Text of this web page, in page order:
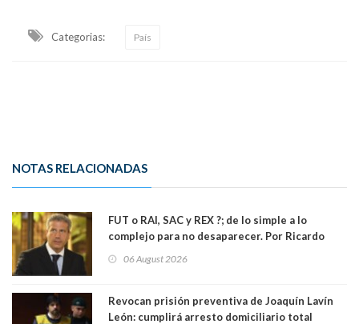
Categorias: País
NOTAS RELACIONADAS
FUT o RAI, SAC y REX ?; de lo simple a lo
complejo para no desaparecer. Por Ricardo
06 August 2026
Revocan prisión preventiva de Joaquín Lavín
León: cumplirá arresto domiciliario total